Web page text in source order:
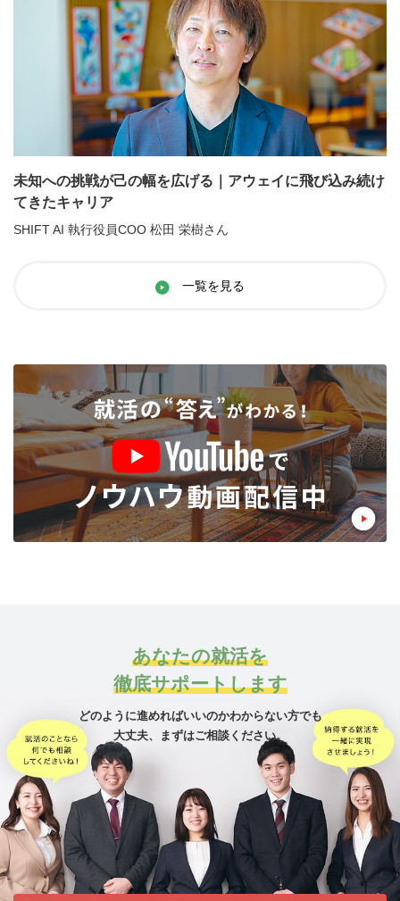
未知への挑戦が己の幅を広げる｜アウェイに飛び込み続け
てきたキャリア
SHIFT AI 執行役員COO 松田 栄樹さん
一覧を見る
あなたの就活を
徹底サポートします
どのように進めればいいのかわからない方でも
大丈夫、
まずはご相談ください。